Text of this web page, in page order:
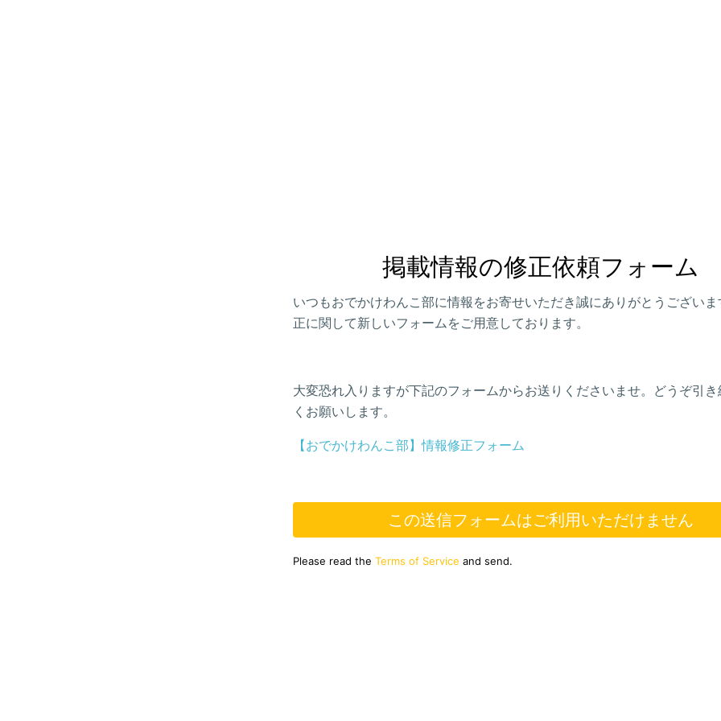
掲載情報の修正依頼フォーム
いつもおでかけわんこ部に情報をお寄せいただき誠にありがとうござい
正に関して新しいフォームをご用意しております。
大変恐れ入りますが下記のフォームからお送りくださいませ。どうぞ引き
くお願いします。
【おでかけわんこ部】情報修正フォーム
この送信フォームはご利用いただけません
Please read the Terms of Service and send.